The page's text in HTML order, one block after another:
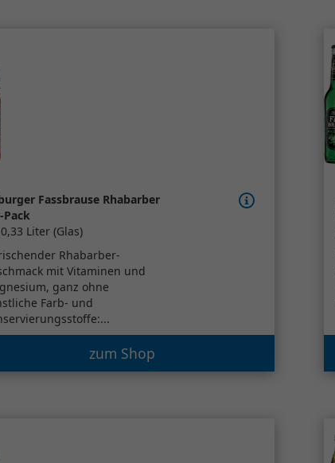
Fassbrause Rhabarber
Pack
Liter (Glas)
Rhabarber-
mit Vitaminen und
ganz ohne
Farb- und
zum Shop